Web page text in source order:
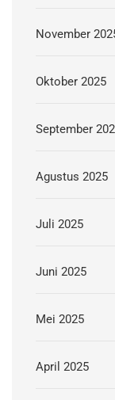
November
Oktober 2025
September
Agustus 2025
Juli 2025
Juni 2025
Mei 2025
April 2025